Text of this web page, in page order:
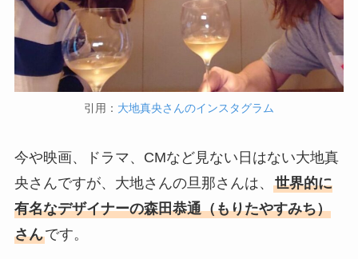
引用： 大地真央さんのインスタグラム
今や映画、ドラマ、CMなど見ない日はない大地真
央さんですが、大地さんの旦那さんは、 世界的に
有名なデザイナーの森田恭通（もりたやすみち）
さんです。